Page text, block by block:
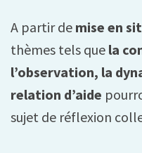
A partir de mise en
thèmes tels que la
l’observation, la
relation d’aide
sujet de réflexion